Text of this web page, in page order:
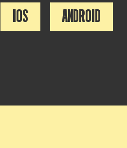
IOS ANDROID